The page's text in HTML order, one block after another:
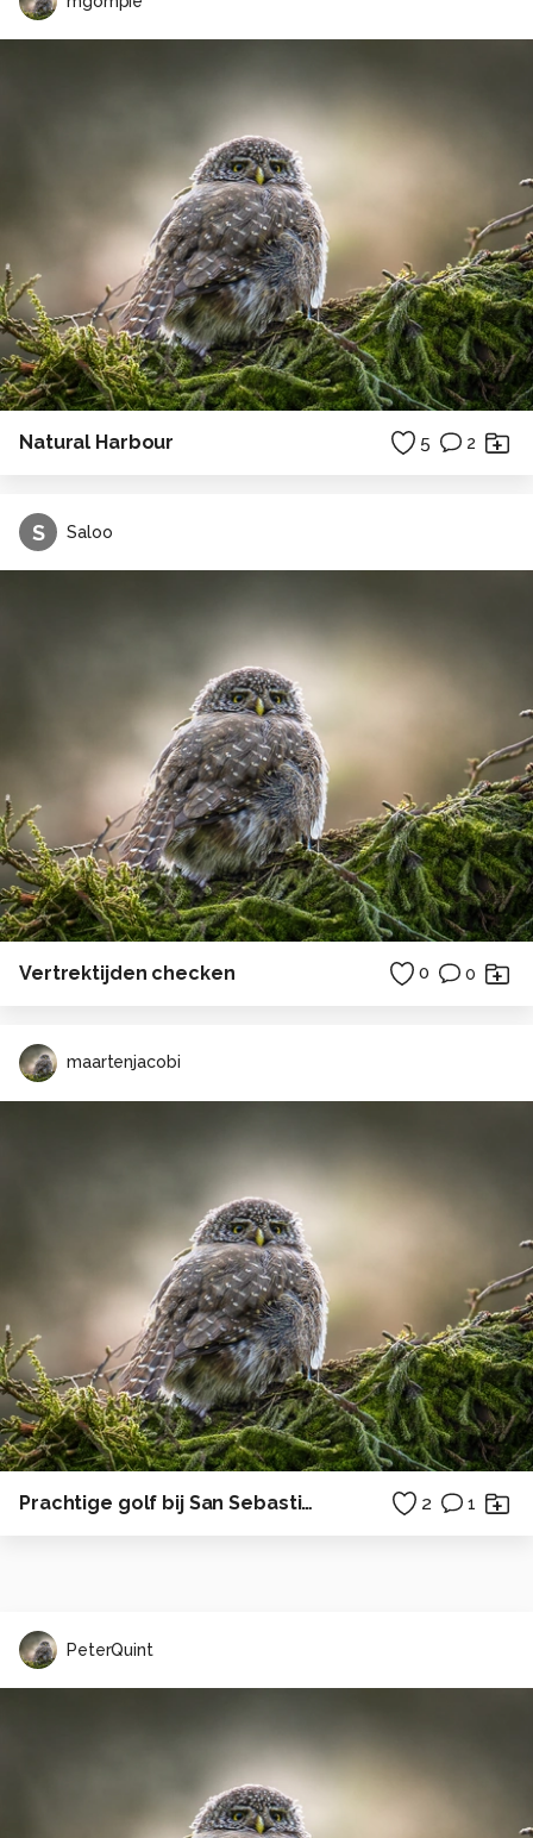
Natural Harbour 5 2
S Saloo
Vertrektijden checken 0 0
maartenjacobi
Prachtige golf bij San Sebastian 2 1
PeterQuint